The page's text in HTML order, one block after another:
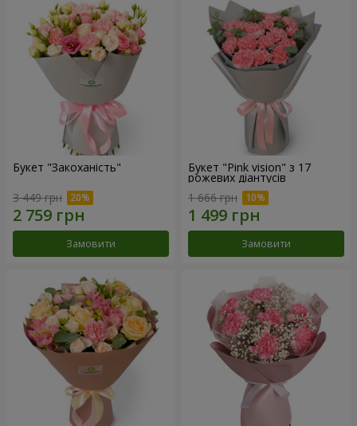
Букет "Закоханість"
3 449 грн
Замовити
Букет "Pink vision" з 17
рожевих діантусів
1 666 грн
Замовити